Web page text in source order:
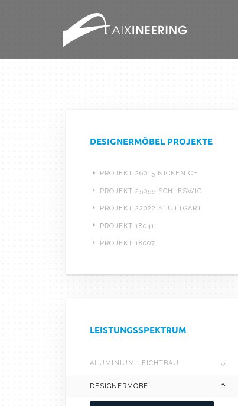
DESIGNERMÖBEL PROJEKTE
PROJEKT 26015 NICKENICH
PROJEKT 25055 SCHLESWIG
PROJEKT 22022 STUTTGART
PROJEKT 18041
PROJEKT 18007
LEISTUNGSSPEKTRUM
ALUMINIUM LEICHTBAU
DESIGNERMÖBEL